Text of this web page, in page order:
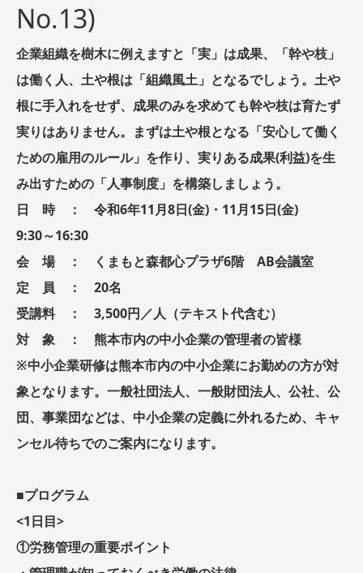
No.13)
企業組織を樹木に例えますと「実」は成果、「幹や枝」
は働く人、土や根は「組織風土」となるでしょう。土や
根に手入れをせず、成果のみを求めても幹や枝は育たず
実りはありません。まずは土や根となる「安心して働く
ための雇用のルール」を作り、実りある成果(利益)を生
み出すための「人事制度」を構築しましょう。
日 時 ： 令和6年11月8日(金)・11月15日(金)
9:30～16:30
会 場 ： くまもと森都心プラザ6階 AB会議室
定 員 ： 20名
受講料 ： 3,500円／人（テキスト代含む）
対 象 ： 熊本市内の中小企業の管理者の皆様
※中小企業研修は熊本市内の中小企業にお勤めの方が対
象となります。一般社団法人、一般財団法人、公社、公
団、事業団などは、中小企業の定義に外れるため、キャ
ンセル待ちでのご案内になります。
■プログラム
<1日目>
①労務管理の重要ポイント